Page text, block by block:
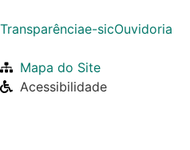
Transparênciae-sicOuvidoria
Mapa do Site
Acessibilidade